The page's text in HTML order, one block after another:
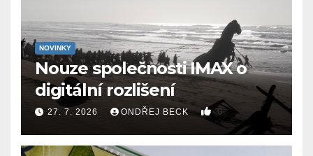
NOVINKY
Nouze společnosti IMAX o
digitální rozlišení
27. 7. 2026 ONDŘEJ BECK 0